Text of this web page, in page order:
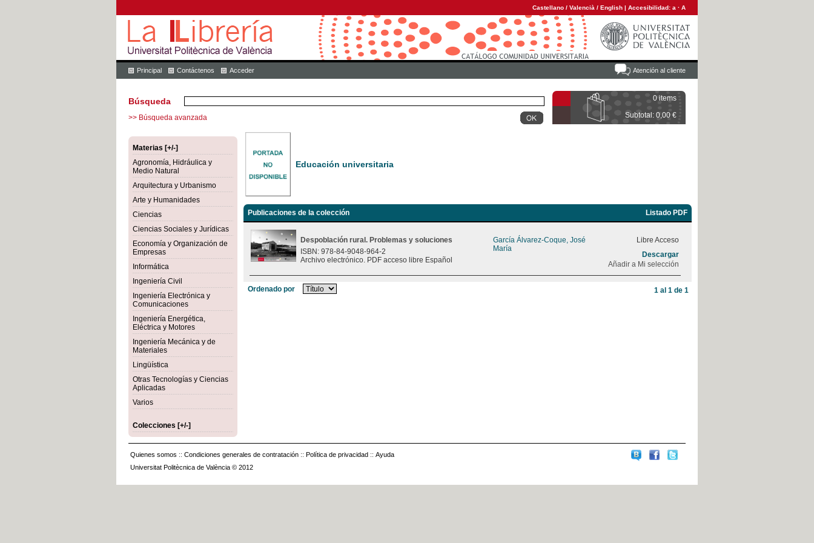
Castellano / Valencià / English | Accesibilidad: a · A
Atención al cliente
Principal Contáctenos Acceder
0 items
Subtotal: 0,00 €
Búsqueda
>> Búsqueda avanzada
Materias [+/-]
Agronomía, Hidráulica y
Medio Natural
Arquitectura y Urbanismo
Arte y Humanidades
Ciencias
Ciencias Sociales y Jurídicas
Economía y Organización de
Empresas
Informática
Ingeniería Civil
Ingeniería Electrónica y
Comunicaciones
Ingeniería Energética,
Eléctrica y Motores
Ingeniería Mecánica y de
Materiales
Lingüística
Otras Tecnologías y Ciencias
Aplicadas
Varios
Colecciones [+/-]
Educación universitaria
Publicaciones de la colección Listado PDF
Despoblación rural. Problemas y soluciones
ISBN: 978-84-9048-964-2
Archivo electrónico. PDF acceso libre Español
García Álvarez-Coque, José
María
Libre Acceso
Descargar
Añadir a Mi selección
Ordenado por 1 al 1 de 1
Quienes somos :: Condiciones generales de contratación :: Política de privacidad :: Ayuda
Universitat Politècnica de València © 2012